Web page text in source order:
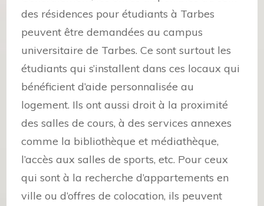
des résidences pour étudiants à Tarbes
peuvent être demandées au campus
universitaire de Tarbes. Ce sont surtout les
étudiants qui s’installent dans ces locaux qui
bénéficient d’aide personnalisée au
logement. Ils ont aussi droit à la proximité
des salles de cours, à des services annexes
comme la bibliothèque et médiathèque,
l’accès aux salles de sports, etc. Pour ceux
qui sont à la recherche d’appartements en
ville ou d’offres de colocation, ils peuvent